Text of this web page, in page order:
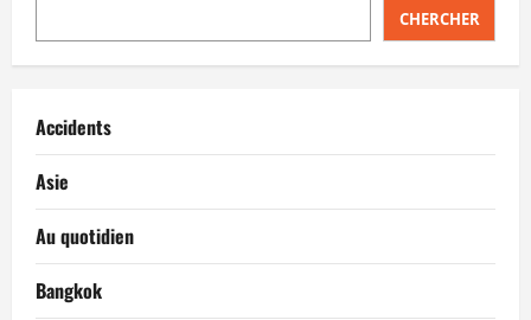
CHERCHER
Accidents
Asie
Au quotidien
Bangkok